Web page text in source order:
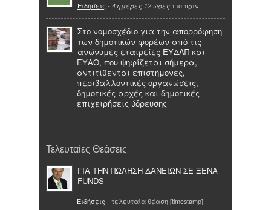
Ειδήσεις - 4 ημέρες 12 ώρες πιο πριν
Στο νομοσχέδιο για την απορρόφηση
των δημοτικών φορέων από τις
ανώνυμες εταιρείες ΕΥΔΑΠ και
ΕΥΑΘ, που ψηφίζεται σήμερα,
αντιτίθενται επιστήμονες,
περιβαλλοντικές οργανώσεις,
δημοτικές αρχές και δημοτικές
επιχειρήσεις ύδρευσης
Τελευταίες Θεάσεις
ΓΙΑ ΤΗΝ ΠΩΛΗΣΗ ΔΑΝΕΙΩΝ ΣΕ ΞΕΝΑ
FUNDS
Ειδήσεις - τελευταία θέαση [timestamp]